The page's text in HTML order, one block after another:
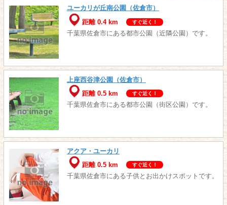
ユーカリが丘南公園（佐倉市）
距離 0.4 km
すぐ近く！
千葉県佐倉市にある都市公園（近隣公園）です。
上座西谷津公園（佐倉市）
距離 0.5 km
すぐ近く！
千葉県佐倉市にある都市公園（街区公園）です。
アクア・ユーカリ
距離 0.5 km
すぐ近く！
千葉県佐倉市にある子供とお出かけスポットです。